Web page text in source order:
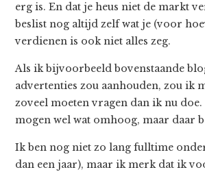
erg is. En dat je heus niet de markt
beslist nog altijd zelf wat je (voor
verdienen is ook niet alles zeg.
Als ik bijvoorbeeld bovenstaande
advertenties zou aanhouden, zou ik
zoveel moeten vragen dan ik nu
mogen wel wat omhoog, maar daar
Ik ben nog niet zo lang fulltime
dan een jaar), maar ik merk dat ik